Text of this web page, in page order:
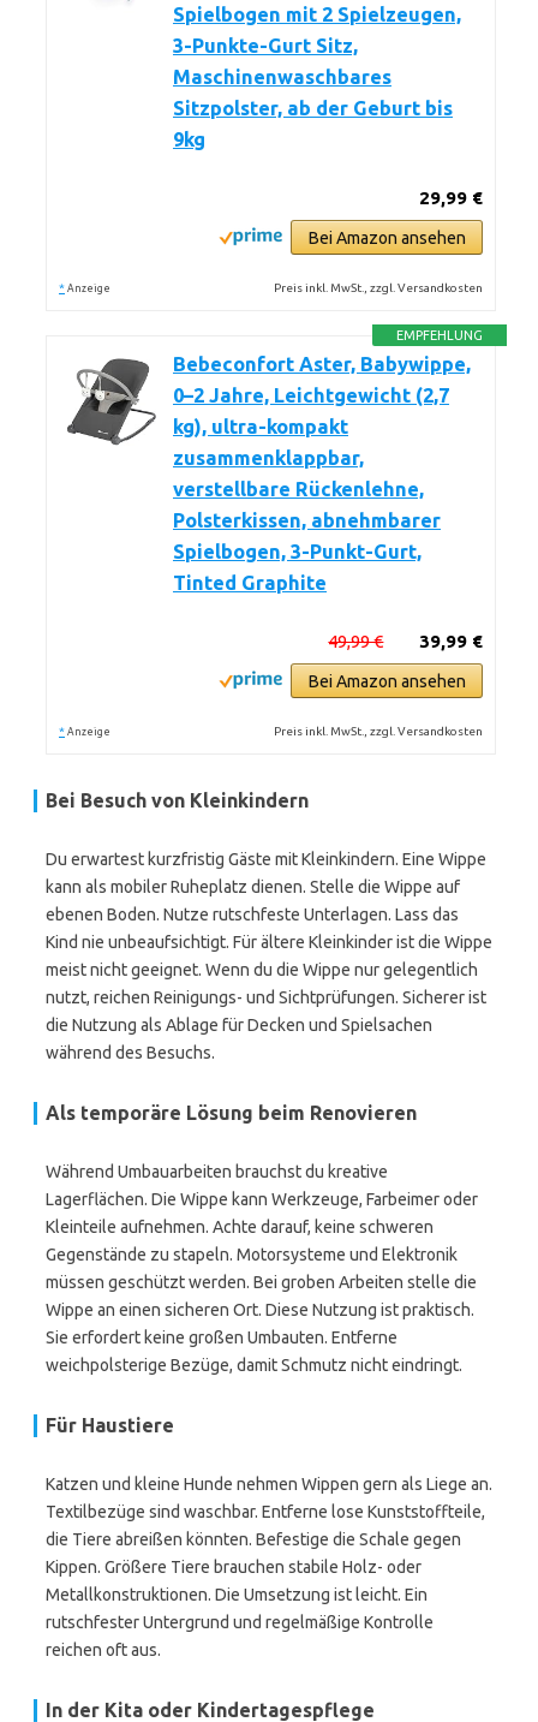
Spielbogen mit 2 Spielzeugen,
3-Punkte-Gurt Sitz,
Maschinenwaschbares
Sitzpolster, ab der Geburt bis
9kg
29,99 €
Bei Amazon ansehen
* Anzeige Preis inkl. MwSt., zzgl. Versandkosten
EMPFEHLUNG
Bebeconfort Aster, Babywippe,
0–2 Jahre, Leichtgewicht (2,7
kg), ultra-kompakt
zusammenklappbar,
verstellbare Rückenlehne,
Polsterkissen, abnehmbarer
Spielbogen, 3-Punkt-Gurt,
Tinted Graphite
39,99 €
49,99 €
Bei Amazon ansehen
* Anzeige Preis inkl. MwSt., zzgl. Versandkosten
Bei Besuch von Kleinkindern
Du erwartest kurzfristig Gäste mit Kleinkindern. Eine Wippe
kann als mobiler Ruheplatz dienen. Stelle die Wippe auf
ebenen Boden. Nutze rutschfeste Unterlagen. Lass das
Kind nie unbeaufsichtigt. Für ältere Kleinkinder ist die Wippe
meist nicht geeignet. Wenn du die Wippe nur gelegentlich
nutzt, reichen Reinigungs- und Sichtprüfungen. Sicherer ist
die Nutzung als Ablage für Decken und Spielsachen
während des Besuchs.
Als temporäre Lösung beim Renovieren
Während Umbauarbeiten brauchst du kreative
Lagerflächen. Die Wippe kann Werkzeuge, Farbeimer oder
Kleinteile aufnehmen. Achte darauf, keine schweren
Gegenstände zu stapeln. Motorsysteme und Elektronik
müssen geschützt werden. Bei groben Arbeiten stelle die
Wippe an einen sicheren Ort. Diese Nutzung ist praktisch.
Sie erfordert keine großen Umbauten. Entferne
weichpolsterige Bezüge, damit Schmutz nicht eindringt.
Für Haustiere
Katzen und kleine Hunde nehmen Wippen gern als Liege an.
Textilbezüge sind waschbar. Entferne lose Kunststoffteile,
die Tiere abreißen könnten. Befestige die Schale gegen
Kippen. Größere Tiere brauchen stabile Holz- oder
Metallkonstruktionen. Die Umsetzung ist leicht. Ein
rutschfester Untergrund und regelmäßige Kontrolle
reichen oft aus.
In der Kita oder Kindertagespflege